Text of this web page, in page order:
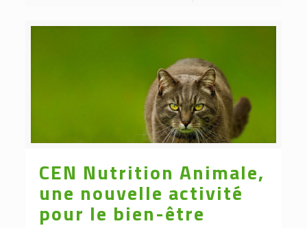
CEN Nutrition Animale,
une nouvelle activité
pour le bien-être